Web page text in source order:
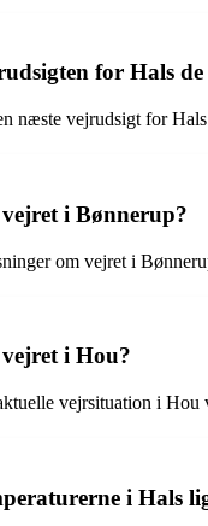
for Hals
næste vejrudsigt for
i Bønnerup?
om vejret i
i Hou?
vejrsituation i Hou
i Hals